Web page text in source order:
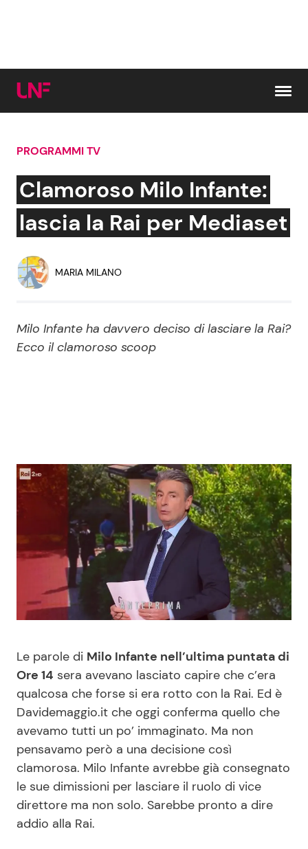
Cerca:
News e Cronaca
Attualità Italiana
Dal Mondo
Economia
Gossip e TV
Bellezze VIP
Fiction e Serie TV
ShowBiz
News Cinema
News Musica
News Spettacolo
Social News
News dal mondo
Casa
Moda e Style
Mondo Mamma
News benessere
Salute
Consigli di Cucina
Dolci
Le Ricette in TV
Primi Piatti
PROGRAMMI TV
Clamoroso Milo Infante:
lascia la Rai per Mediaset
MARIA MILANO
Milo Infante ha davvero deciso di lasciare la Rai?
Ecco il clamoroso scoop
Le parole di Milo Infante nell’ultima puntata di
Ore 14 sera avevano lasciato capire che c’era
qualcosa che forse si era rotto con la Rai. Ed è
Davidemaggio.it che oggi conferma quello che
avevamo tutti un po’ immaginato. Ma non
pensavamo però a una decisione così
clamorosa. Milo Infante avrebbe già consegnato
le sue dimissioni per lasciare il ruolo di vice
direttore ma non solo. Sarebbe pronto a dire
addio alla Rai.